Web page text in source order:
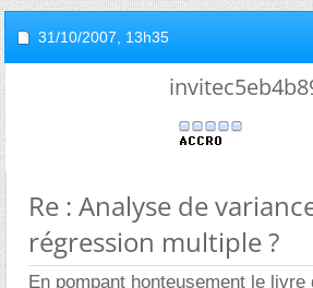
31/10/2007, 13h35
Re : Analyse de
régression multiple ?
En pompant honteusement le livre